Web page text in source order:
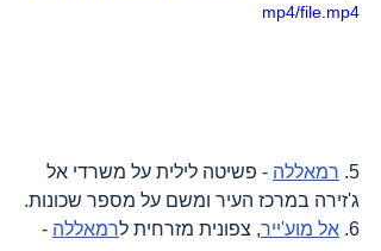
mp4/file.mp4
5. רמאללה - פשיטה לילית על משרדי אל
ג'זירה במרכז העיר ומשם על מספר שכונות.
6. אל מוע'ייר, צפונית מזרחית לרמאללה -